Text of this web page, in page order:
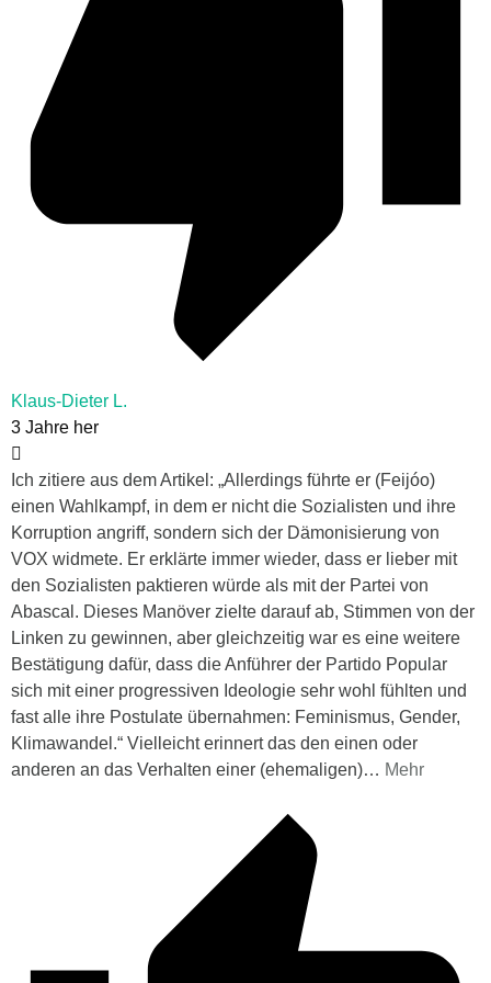
Klaus-Dieter L.
3 Jahre her
Ich zitiere aus dem Artikel: „Allerdings führte er (Feijóo)
einen Wahlkampf, in dem er nicht die Sozialisten und ihre
Korruption angriff, sondern sich der Dämonisierung von
VOX widmete. Er erklärte immer wieder, dass er lieber mit
den Sozialisten paktieren würde als mit der Partei von
Abascal. Dieses Manöver zielte darauf ab, Stimmen von der
Linken zu gewinnen, aber gleichzeitig war es eine weitere
Bestätigung dafür, dass die Anführer der Partido Popular
sich mit einer progressiven Ideologie sehr wohl fühlten und
fast alle ihre Postulate übernahmen: Feminismus, Gender,
Klimawandel.“ Vielleicht erinnert das den einen oder
anderen an das Verhalten einer (ehemaligen)… Mehr